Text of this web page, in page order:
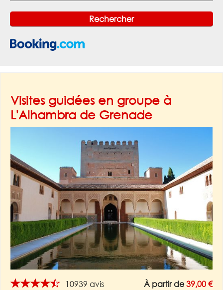
Visites guidées en groupe à
L'Alhambra de Grenade
★★★★★ 10939 avis À partir de39,00 €